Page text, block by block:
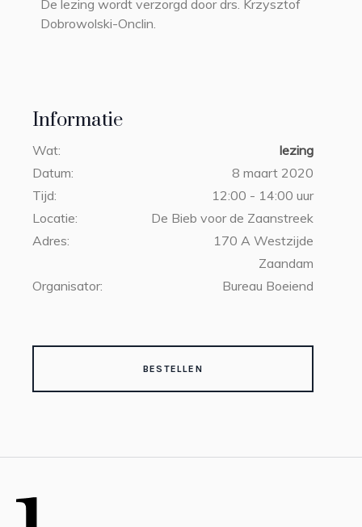
Informatie
Wat:
lezing
Datum:
8 maart 2020
Tijd:
12:00 - 14:00 uur
Locatie:
De Bieb voor de Zaanstreek
Adres:
170 A Westzijde
Zaandam
Organisator:
Bureau Boeiend
BESTELLEN
De lezing wordt verzorgd door drs. Krzysztof
Dobrowolski-Onclin.